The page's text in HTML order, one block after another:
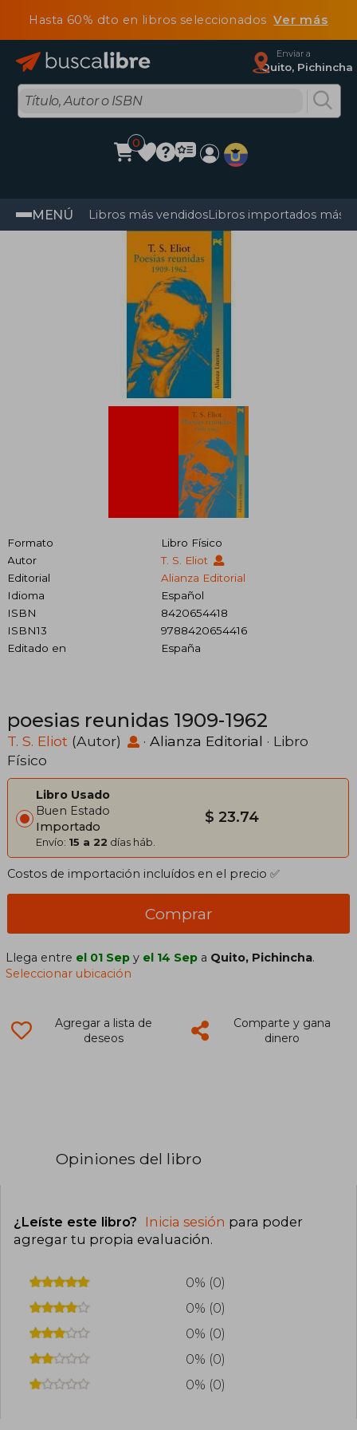
Hasta 60% dto en libros seleccionadosVer más
Enviar a
Quito, Pichincha
0
MENÚ Libros más vendidosLibros importados más
Formato
Libro Físico
Autor
T. S. Eliot
Editorial
Alianza Editorial
Idioma
Español
ISBN
8420654418
ISBN13
9788420654416
Editado en
España
poesias reunidas 1909-1962
T. S. Eliot (Autor) · Alianza Editorial · Libro
Físico
Libro Usado
Buen Estado
Importado
Envío: 15 a 22 días háb.
$ 23.74
Costos de importación incluídos en el precio ✅
Comprar
Llega entre el 01 Sep y el 14 Sep a Quito, Pichincha.
Seleccionar ubicación
Agregar a lista de
deseos
Comparte y gana
dinero
Opiniones del libro
¿Leíste este libro? Inicia sesión para poder
agregar tu propia evaluación.
0% (0)
0% (0)
0% (0)
0% (0)
0% (0)